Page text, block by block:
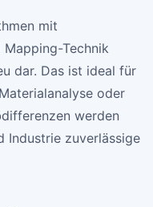
mit
Technik
dar. Das ist ideal für
oder
werden
Industrie zuverlässige